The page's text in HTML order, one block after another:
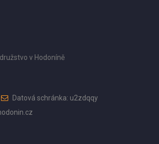
v Hodoníně
Datová schránka: u2zdqqy